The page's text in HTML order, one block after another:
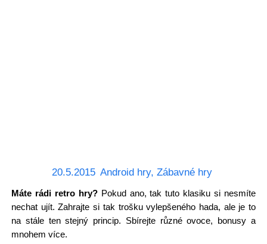
20.5.2015 Android hry, Zábavné hry
Máte rádi retro hry?Pokud ano, tak tuto klasiku si nesmíte
nechat ujít. Zahrajte si tak trošku vylepšeného hada, ale je to
na stále ten stejný princip. Sbírejte různé ovoce, bonusy a
mnohem více.